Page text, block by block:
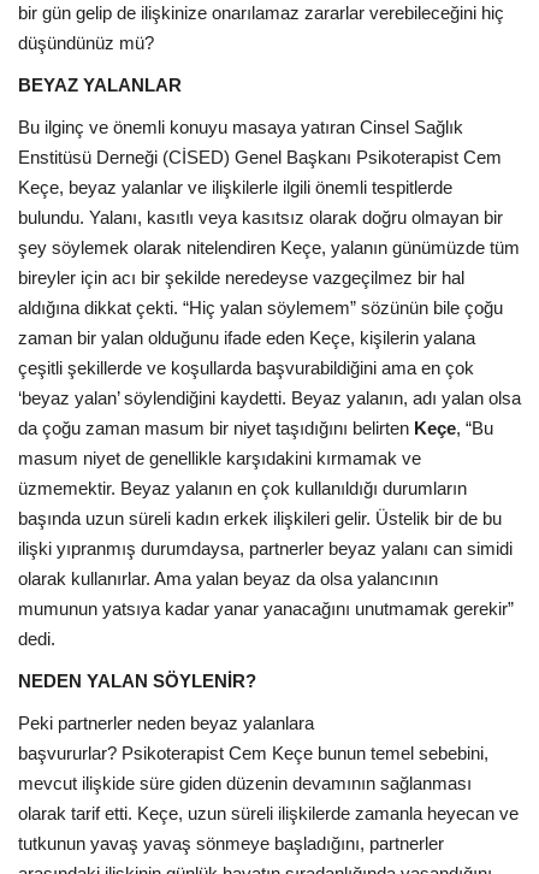
bir gün gelip de ilişkinize onarılamaz zararlar verebileceğini hiç
düşündünüz mü?
BEYAZ YALANLAR
Bu ilginç ve önemli konuyu masaya yatıran Cinsel Sağlık
Enstitüsü Derneği (CİSED) Genel Başkanı Psikoterapist Cem
Keçe, beyaz yalanlar ve ilişkilerle ilgili önemli tespitlerde
bulundu. Yalanı, kasıtlı veya kasıtsız olarak doğru olmayan bir
şey söylemek olarak nitelendiren Keçe, yalanın günümüzde tüm
bireyler için acı bir şekilde neredeyse vazgeçilmez bir hal
aldığına dikkat çekti. “Hiç yalan söylemem” sözünün bile çoğu
zaman bir yalan olduğunu ifade eden Keçe, kişilerin yalana
çeşitli şekillerde ve koşullarda başvurabildiğini ama en çok
‘beyaz yalan’ söylendiğini kaydetti. Beyaz yalanın, adı yalan olsa
da çoğu zaman masum bir niyet taşıdığını belirten Keçe, “Bu
masum niyet de genellikle karşıdakini kırmamak ve
üzmemektir. Beyaz yalanın en çok kullanıldığı durumların
başında uzun süreli kadın erkek ilişkileri gelir. Üstelik bir de bu
ilişki yıpranmış durumdaysa, partnerler beyaz yalanı can simidi
olarak kullanırlar. Ama yalan beyaz da olsa yalancının
mumunun yatsıya kadar yanar yanacağını unutmamak gerekir”
dedi.
NEDEN YALAN SÖYLENİR?
Peki partnerler neden beyaz yalanlara
başvururlar? Psikoterapist Cem Keçe bunun temel sebebini,
mevcut ilişkide süre giden düzenin devamının sağlanması
olarak tarif etti. Keçe, uzun süreli ilişkilerde zamanla heyecan ve
tutkunun yavaş yavaş sönmeye başladığını, partnerler